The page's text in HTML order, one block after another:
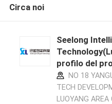
Circa noi
Seelong
profilo del
NO 18
TECH
LUOYANG